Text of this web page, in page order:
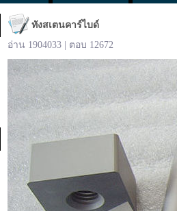
ทังสเตนคาร์ไบด์
อ่าน 1904033 | ตอบ 12672